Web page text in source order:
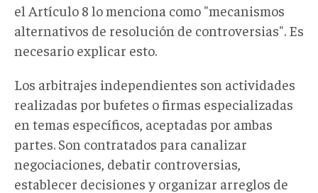
el Artículo 8 lo menciona como "mecanismos
alternativos de resolución de controversias". Es
necesario explicar esto.
Los arbitrajes independientes son actividades
realizadas por bufetes o firmas especializadas
en temas específicos, aceptadas por ambas
partes. Son contratados para canalizar
negociaciones, debatir controversias,
establecer decisiones y organizar arreglos de